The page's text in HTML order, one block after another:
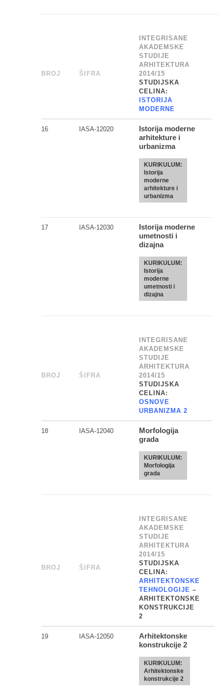
BROJ ŠIFRA
INTEGRISANE
AKADEMSKE
STUDIJE
ARHITEKTURA
2014/15
STUDIJSKA
CELINA:
ISTORIJA
MODERNE
16 IASA-12020
Istorija moderne
arhitekture i
urbanizma
KURIKULUM:
Istorija
moderne
arhitekture i
urbanizma
17 IASA-12030
Istorija moderne
umetnosti i
dizajna
KURIKULUM:
Istorija
moderne
umetnosti i
dizajna
BROJ ŠIFRA
INTEGRISANE
AKADEMSKE
STUDIJE
ARHITEKTURA
2014/15
STUDIJSKA
CELINA:
OSNOVE
URBANIZMA 2
18 IASA-12040
Morfologija
grada
KURIKULUM:
Morfologija
grada
BROJ ŠIFRA
INTEGRISANE
AKADEMSKE
STUDIJE
ARHITEKTURA
2014/15
STUDIJSKA
CELINA:
ARHITEKTONSKE
TEHNOLOGIJE –
ARHITEKTONSKE
KONSTRUKCIJE
2
19 IASA-12050
Arhitektonske
konstrukcije 2
KURIKULUM:
Arhitektonske
konstrukcije 2